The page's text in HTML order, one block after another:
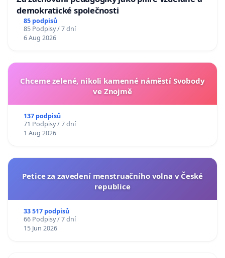
demokratické společnosti
85 podpisů
85 Podpisy / 7 dní
6 Aug 2026
Chceme zelené, nikoli kamenné náměstí Svobody
ve Znojmě
137 podpisů
71 Podpisy / 7 dní
1 Aug 2026
Petice za zavedení menstruačního volna v České
republice
33 517 podpisů
66 Podpisy / 7 dní
15 Jun 2026